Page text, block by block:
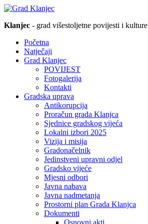
Klanjec - grad višestoljetne povijesti i kulture
Početna
Natječaji
Grad Klanjec
POVIJEST
Fotogalerija
Kontakti
Gradska uprava
Antikorupcija
Proračun grada Klanjca
Sjednice gradskog vijeća
Lokalni izbori 2025
Vizija i misija
Gradonačelnik
Jedinstveni upravni odjel
Gradsko vijeće
Mjesni odbori
Javna nabava
Javna nadmetanja
Prostorni plan Grada Klanjca
Dokumenti
Osnovni akti